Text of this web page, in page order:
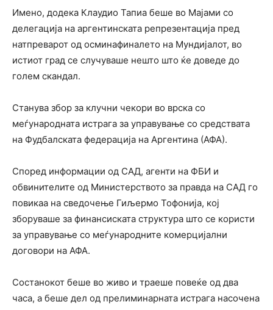
Имено, додека Клаудио Тапиа беше во Мајами со
делегација на аргентинската репрезентација пред
натпреварот од осминафиналето на Мундијалот, во
истиот град се случуваше нешто што ќе доведе до
голем скандал.
Станува збор за клучни чекори во врска со
меѓународната истрага за управување со средствата
на Фудбалската федерација на Аргентина (АФА).
Според информации од САД, агенти на ФБИ и
обвинителите од Министерството за правда на САД го
повикаа на сведочење Гиљермо Тофонија, кој
зборуваше за финансиската структура што се користи
за управување со меѓународните комерцијални
договори на АФА.
Состанокот беше во живо и траеше повеќе од два
часа, а беше дел од прелиминарната истрага насочена